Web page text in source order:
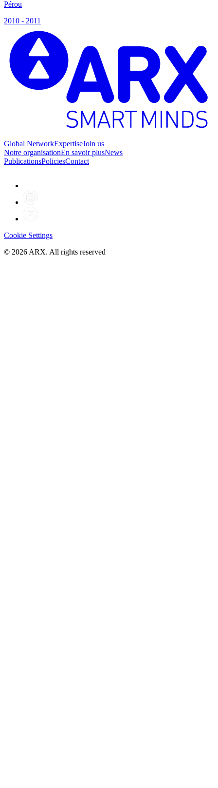
Pérou
2010 - 2011
Global NetworkExpertiseJoin us
Notre organisationEn savoir plusNews
PublicationsPoliciesContact
Cookie Settings
© 2026 ARX. All rights reserved